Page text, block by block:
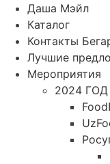
Даша Мэйл
Каталог
Контакты
Лучшие
Мероприятия
2024 ГОД